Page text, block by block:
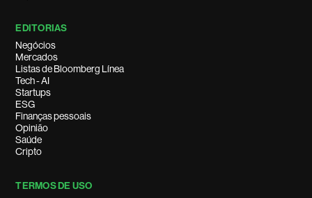
EDITORIAS
Negócios
Mercados
Listas de Bloomberg Línea
Tech - AI
Startups
ESG
Finanças pessoais
Opinião
Saúde
Cripto
TERMOS DE USO